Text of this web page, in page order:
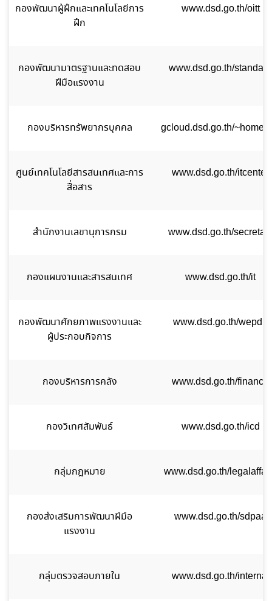
กองพัฒนาผู้ฝึกและเทคโนโลยีการ
ฝึก
www.dsd.go.th/oitt
กองพัฒนามาตรฐานและทดสอบ
ฝีมือแรงงาน
www.dsd.go.th/standard
กองบริหารทรัพยากรบุคคล gcloud.dsd.go.th/
ศูนย์เทคโนโลยีสารสนเทศและการ
สื่อสาร
www.dsd.go.th/itcenter
สำนักงานเลขานุการกรม www.dsd.go.th/
กองแผนงานและสารสนเทศ www.dsd.go.th/it
กองพัฒนาศักยภาพแรงงานและ
ผู้ประกอบกิจการ
www.dsd.go.th/wepdp
กองบริหารการคลัง www.dsd.go.th/finance
กองวิเทศสัมพันธ์ www.dsd.go.th/icd
กลุ่มกฎหมาย www.dsd.go.th/
กองส่งเสริมการพัฒนาฝีมือ
แรงงาน
www.dsd.go.th/sdpaa
กลุ่มตรวจสอบภายใน www.dsd.go.th/internal